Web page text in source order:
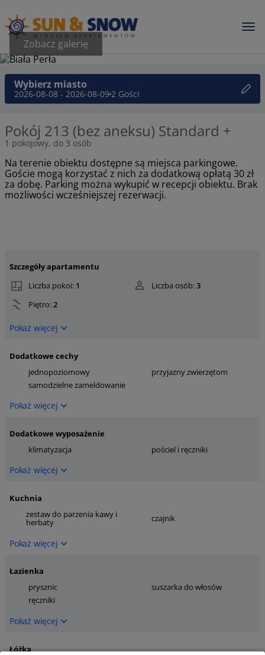
Zobacz galerię
Wybierz miasto
2026-08-08 - 2026-08-092 Gości
Pokój 213 (bez aneksu) Standard +
1 pokojowy, do 3 osób
Na terenie obiektu dostępne są miejsca parkingowe.
Goście mogą korzystać z nich za dodatkową opłatą 30 zł
za dobę. Parking można wykupić w recepcji obiektu. Brak
możliwości wcześniejszej rezerwacji.
Szczegóły apartamentu
Liczba pokoi: 1 Liczba osób:3
Piętro:2
Pokaż więcej
Dodatkowe cechy
jednopoziomowy
przyjazny zwierzętom
samodzielne zameldowanie
Pokaż więcej
Dodatkowe wyposażenie
klimatyzacja
pościel i ręczniki
Pokaż więcej
Kuchnia
zestaw do parzenia kawy i
herbaty czajnik
Pokaż więcej
Łazienka
prysznic
suszarka do włosów
ręczniki
Pokaż więcej
Łóżka